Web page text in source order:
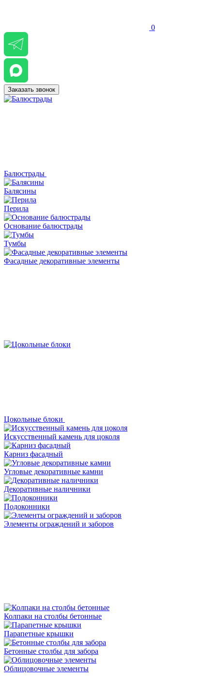
0
Заказать звонок
Балюстрады
Балясины
Перила
Основание балюстрады
Тумбы
Фасадные декоративные элементы
Цокольные блоки
Искусственный камень для цоколя
Карниз фасадный
Угловые декоративные камни
Декоративные наличники
Подоконники
Элементы ограждений и заборов
Колпаки на столбы бетонные
Парапетные крышки
Бетонные столбы для забора
Облицовочные элементы